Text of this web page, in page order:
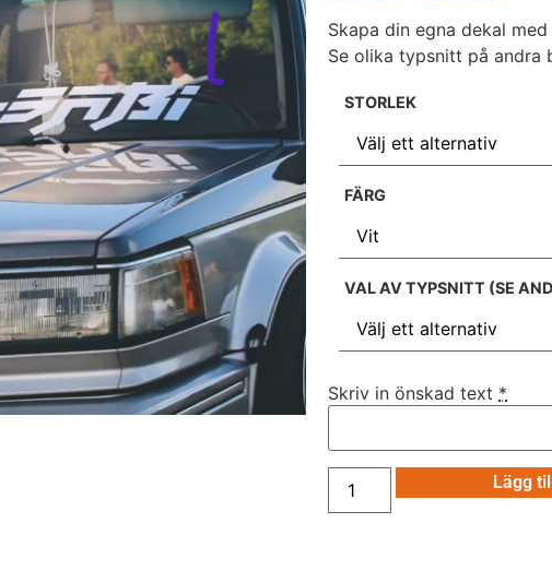
Skapa din egna dekal
Se olika typsnitt på andra
STORLEK
FÄRG
VAL AV TYPSNITT (SE
Skriv in önskad text *
Lägg